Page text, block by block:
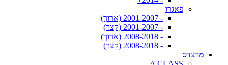
פאגרו
- 2001-2007 (ארוך)
- 2001-2007 (קצר)
- 2008-2018 (ארוך)
- 2008-2018 (קצר)
מרצדס